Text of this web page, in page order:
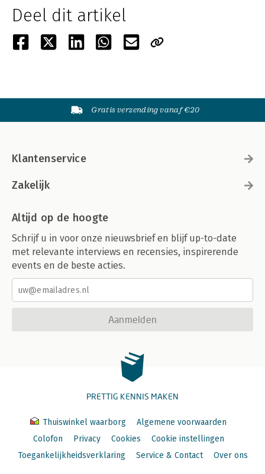
Deel dit artikel
Gratis verzending vanaf €20
Klantenservice
Zakelijk
Altijd op de hoogte
Schrijf u in voor onze nieuwsbrief en blijf up-to-date
met relevante interviews en recensies, inspirerende
events en de beste acties.
Aanmelden
PRETTIG KENNIS MAKEN
Thuiswinkel waarborg
Algemene voorwaarden
Colofon
Privacy Cookies
Cookie instellingen
Toegankelijkheidsverklaring
Service & Contact Over ons